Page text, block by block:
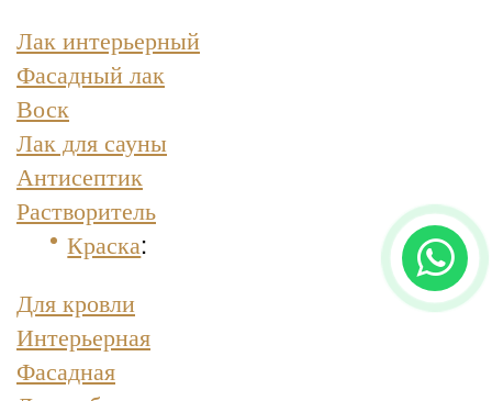
Лак интерьерный
Фасадный лак
Воск
Лак для сауны
Антисептик
Растворитель
Краска:
Для кровли
Интерьерная
Фасадная